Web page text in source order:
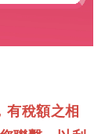
有稅額之相